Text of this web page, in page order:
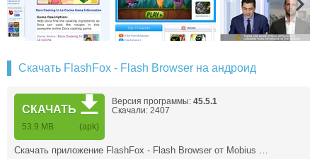
Скачать FlashFox - Flash Browser на андроид
СКАЧАТЬ
53.9 MB (apk)
Версия программы: 45.5.1
Скачали: 2407
Скачать приложение FlashFox - Flash Browser от Mobius …